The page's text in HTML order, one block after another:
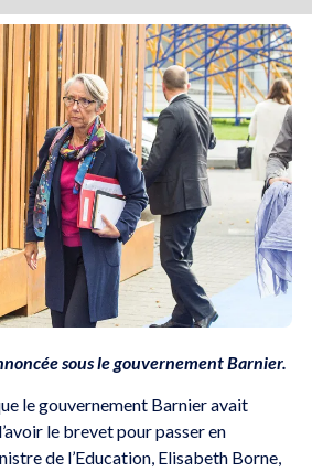
sous le gouvernement Barnier.
le gouvernement Barnier avait
le brevet pour passer en
de l’Education, Elisabeth Borne,